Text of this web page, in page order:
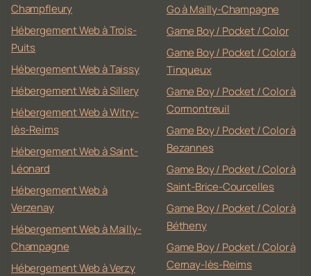
Champfleury
Hébergement Web à Trois-
Puits
Hébergement Web à Taissy
Hébergement Web à Sillery
Hébergement Web à Witry-
lès-Reims
Hébergement Web à Saint-
Léonard
Hébergement Web à
Verzenay
Hébergement Web à Mailly-
Champagne
Hébergement Web à Verzy
Go à Mailly-Champagne
Game Boy / Pocket / Color
Game Boy / Pocket / Color à
Tinqueux
Game Boy / Pocket / Color à
Cormontreuil
Game Boy / Pocket / Color à
Bezannes
Game Boy / Pocket / Color à
Saint-Brice-Courcelles
Game Boy / Pocket / Color à
Bétheny
Game Boy / Pocket / Color à
Cernay-lès-Reims